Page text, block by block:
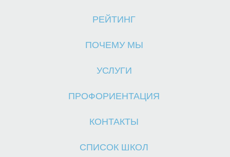
РЕЙТИНГ
ПОЧЕМУ МЫ
УСЛУГИ
ПРОФОРИЕНТАЦИЯ
КОНТАКТЫ
СПИСОК ШКОЛ